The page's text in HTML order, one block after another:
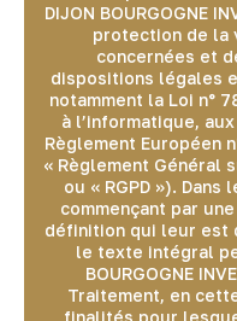
DIJON BOURGOGNE
protection de la
concernées et
dispositions légales
notamment la Loi n°
à l’informatique,
Règlement Européen
« Règlement Général
ou « RGPD »).
commençant par
définition qui leur est
le texte intégral
BOURGOGNE
Traitement, en
finalités pour